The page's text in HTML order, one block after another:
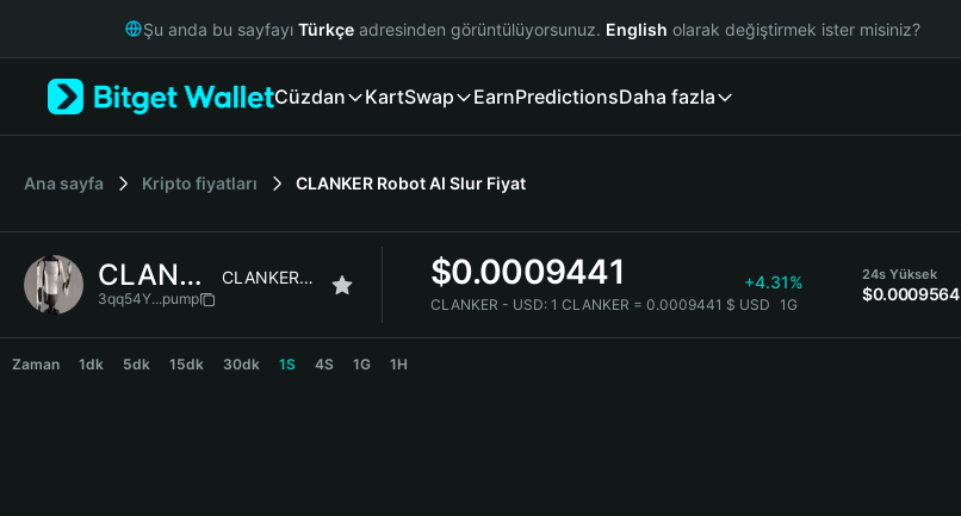
Русский
Italiano
简体中文
繁體中文
Bahasa Indonesia
Şu anda bu sayfayı Türkçe adresinden görüntülüyorsunuz. English olarak değiştirmek ister misiniz?
Cüzdan KartSwap EarnPredictionsDaha fazla
Ana sayfa Kripto fiyatları CLANKER Robot AI Slur Fiyat
CLANKER CLANKER Robot AI Slur
3qq54Y...pump
$0.0009441 +4.31%
CLANKER - USD: 1 CLANKER = 0.0009441 $ USD 1G
24s Yüksek
$0.0009564
Zaman 1dk 5dk 15dk 30dk 1S 4S 1G 1H